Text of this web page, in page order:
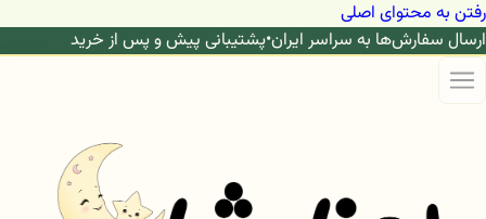
رفتن به محتوای اصلی
ارسال سفارش‌ها به سراسر ایران•پشتیبانی پیش و پس از خرید